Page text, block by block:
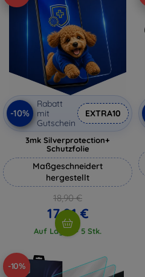
-10%
Rabatt
mit
Gutschein
EXTRA10
3mk Silverprotection+
Schutzfolie
Maßgeschneidert
hergestellt
18,90 €
17,01 €
Auf Lager > 5 Stk.
-10%